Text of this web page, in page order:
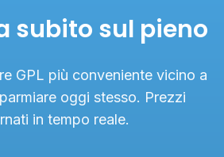
subito sul pieno
GPL più conveniente vicino a
oggi stesso. Prezzi
in tempo reale.